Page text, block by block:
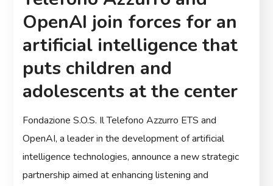
OpenAI join forces for an
artificial intelligence that
puts children and
adolescents at the center
Fondazione S.O.S. Il Telefono Azzurro ETS and
OpenAI, a leader in the development of artificial
intelligence technologies, announce a new strategic
partnership aimed at enhancing listening and